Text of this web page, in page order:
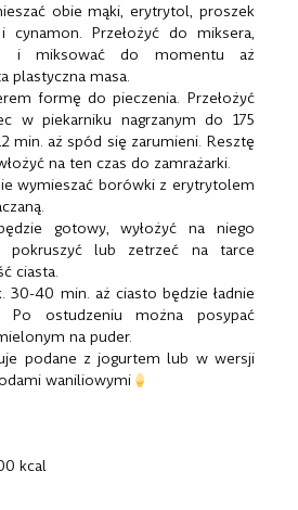
obie mąki, erytrytol, proszek
cynamon. Przełożyć do miksera,
i miksować do momentu aż
plastyczna masa.
formę do pieczenia. Przełożyć
w piekarniku nagrzanym do 175
min. aż spód się zarumieni. Resztę
na ten czas do zamrażarki.
wymieszać borówki z erytrytolem
gotowy, wyłożyć na niego
pokruszyć lub zetrzeć na tarce
ciasta.
30-40 min. aż ciasto będzie ładnie
Po ostudzeniu można posypać
na puder.
podane z jogurtem lub w wersji
waniliowymi
kcal